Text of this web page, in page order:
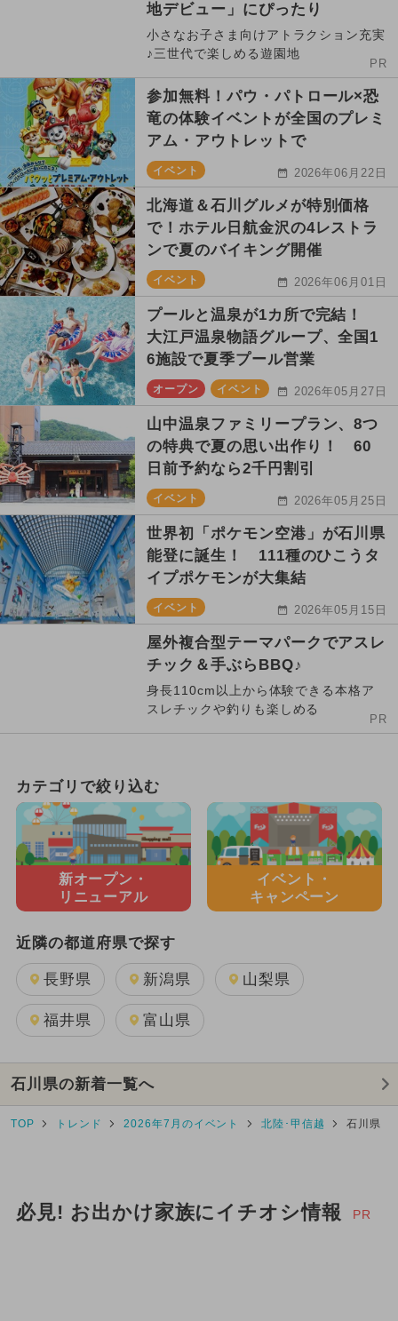
地デビュー」にぴったり
小さなお子さま向けアトラクション充実
♪三世代で楽しめる遊園地
PR
参加無料！パウ・パトロール×恐
竜の体験イベントが全国のプレミ
アム・アウトレットで
イベント 2026年06月22日
北海道＆石川グルメが特別価格
で！ホテル日航金沢の4レストラ
ンで夏のバイキング開催
イベント 2026年06月01日
プールと温泉が1カ所で完結！
大江戸温泉物語グループ、全国1
6施設で夏季プール営業
オープン イベント 2026年05月27日
山中温泉ファミリープラン、8つ
の特典で夏の思い出作り！ 60
日前予約なら2千円割引
イベント 2026年05月25日
世界初「ポケモン空港」が石川県
能登に誕生！ 111種のひこうタ
イプポケモンが大集結
イベント 2026年05月15日
屋外複合型テーマパークでアスレ
チック＆手ぶらBBQ♪
身長110cm以上から体験できる本格ア
スレチックや釣りも楽しめる
PR
カテゴリで絞り込む
新オープン・
リニューアル
イベント・
キャンペーン
近隣の都道府県で探す
長野県 新潟県 山梨県
福井県 富山県
石川県の新着一覧へ
TOP トレンド 2026年7月のイベント 北陸･甲信越 石川県
必見! お出かけ家族にイチオシ情報 PR